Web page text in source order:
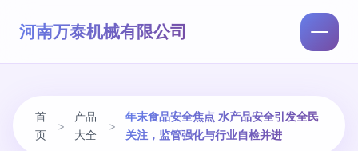
河南万泰机械有限公司
首
页
>
产品
大全
>
年末食品安全焦点 水产品安全引发全民
关注，监管强化与行业自检并进